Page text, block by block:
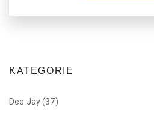
KATEGORIE
Dee Jay(37)